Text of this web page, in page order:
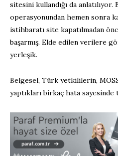
sitesini kullandığı da
operasyonundan hemen sonra
istihbaratı site kapatılmadan
başarmış. Elde edilen verilere
yerleşik.
Belgesel, Türk yetkililerin,
yaptıkları birkaç hata